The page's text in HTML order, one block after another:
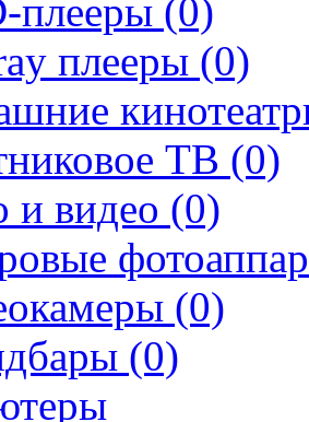
плееры (0)
плееры (0)
ТВ (0)
и видео (0)
(0)
(0)